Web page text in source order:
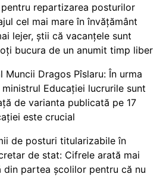
repartizarea posturilor
cel mai mare în învățământ
lejer, știi că vacanțele sunt
bucura de un anumit timp liber
Muncii Dragos Pîslaru: În urma
Educației lucrurile sunt
de varianta publicată pe 17
este crucial
de posturi titularizabile în
de stat: Cifrele arată mai
din partea școlilor pentru că nu